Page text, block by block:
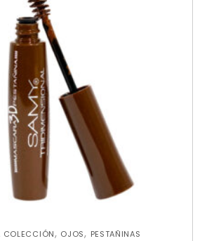
COLECCIÓN, OJOS, PESTAÑINAS